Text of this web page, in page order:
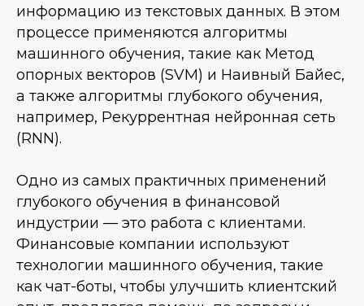
информацию из текстовых данных. В этом
процессе применяются алгоритмы
машинного обучения, такие как Метод
опорных векторов (SVM) и Наивный Байес,
а также алгоритмы глубокого обучения,
например, Рекуррентная нейронная сеть
(RNN).
Одно из самых практичных применений
глубокого обучения в финансовой
индустрии — это работа с клиентами.
Финансовые компании используют
технологии машинного обучения, такие
как чат-боты, чтобы улучшить клиентский